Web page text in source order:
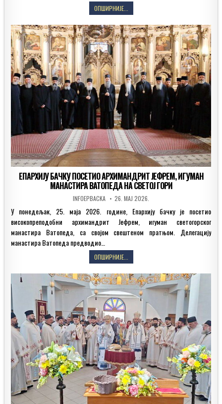
ОПШИРНИЈЕ...
ИРИНЕЈ
НА
ОТВАРАЊУ
МАНИФЕСТАЦИЈЕ
,,УЛИЦА
ОТВОРЕНОГ
СРЦА
–
БАЈРАМСКА
СОФРА
У
САДУ”
ЕПАРХИЈУ БАЧКУ ПОСЕТИО АРХИМАНДРИТ ЈЕФРЕМ, ИГУМАН
МАНАСТИРА ВАТОПЕДА НА СВЕТОЈ ГОРИ
AUTHOR:
INFOEPBACKA PUBLISHED
DATE:
26. МАЈ 2026.
У понедељак, 25. маја 2026. године, Епархију бачку је посетио
високопреподобни архимандрит Јефрем, игуман светогорског
манастира Ватопеда, са својом свештеном пратњом. Делегацију
манастира Ватопеда предводио…
ОПШИРНИЈЕ...
БАЧКУ
ПОСЕТИО
АРХИМАНДРИТ
ЈЕФРЕМ,
ИГУМАН
МАНАСТИРА
ВАТОПЕДА
НА
СВЕТОЈ
ГОРИ